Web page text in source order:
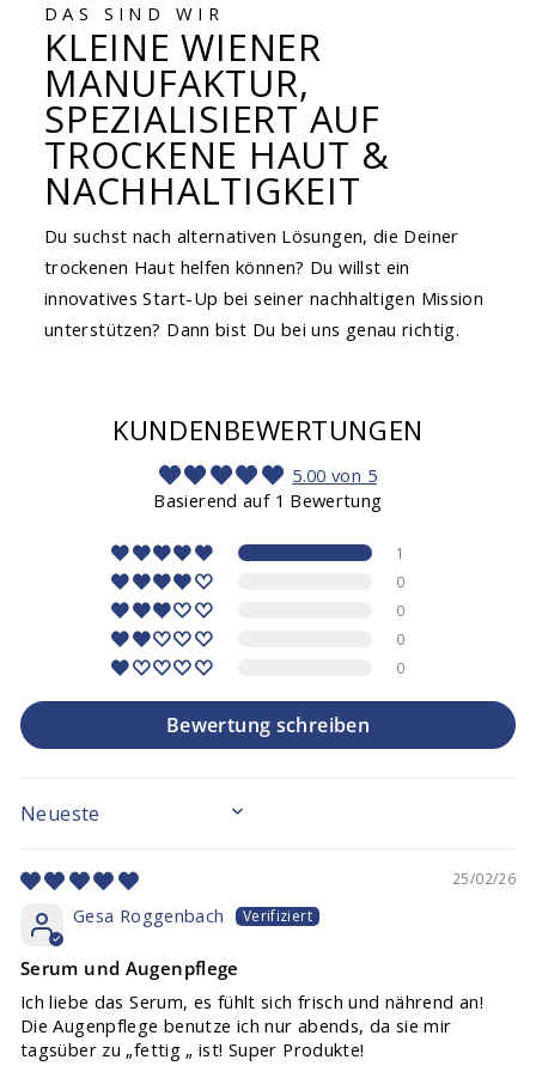
DAS SIND WIR
KLEINE WIENER
MANUFAKTUR,
SPEZIALISIERT AUF
TROCKENE HAUT &
NACHHALTIGKEIT
Du suchst nach alternativen Lösungen, die Deiner
trockenen Haut helfen können? Du willst ein
innovatives Start-Up bei seiner nachhaltigen Mission
unterstützen? Dann bist Du bei uns genau richtig.
KUNDENBEWERTUNGEN
5.00 von 5
Basierend auf 1 Bewertung
1
0
0
0
0
Bewertung schreiben
SORT BY
25/02/26
Gesa Roggenbach
Serum und Augenpflege
Ich liebe das Serum, es fühlt sich frisch und nährend an!
Die Augenpflege benutze ich nur abends, da sie mir
tagsüber zu „fettig „ ist! Super Produkte!